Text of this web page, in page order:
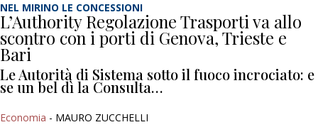
NEL MIRINO LE CONCESSIONI
L’Authority Regolazione Trasporti va allo
scontro con i porti di Genova, Trieste e
Bari
Le Autorità di Sistema sotto il fuoco incrociato: e
se un bel dì la Consulta…
Economia - MAURO ZUCCHELLI